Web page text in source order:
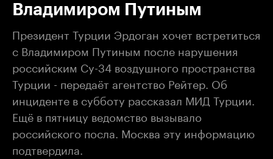
Владимиром Путиным
Президент Турции Эрдоган хочет встретиться
с Владимиром Путиным после нарушения
российским Су-34 воздушного пространства
Турции - передаёт агентство Рейтер. Об
инциденте в субботу рассказал МИД Турции.
Ещё в пятницу ведомство вызывало
российского посла. Москва эту информацию
подтвердила.